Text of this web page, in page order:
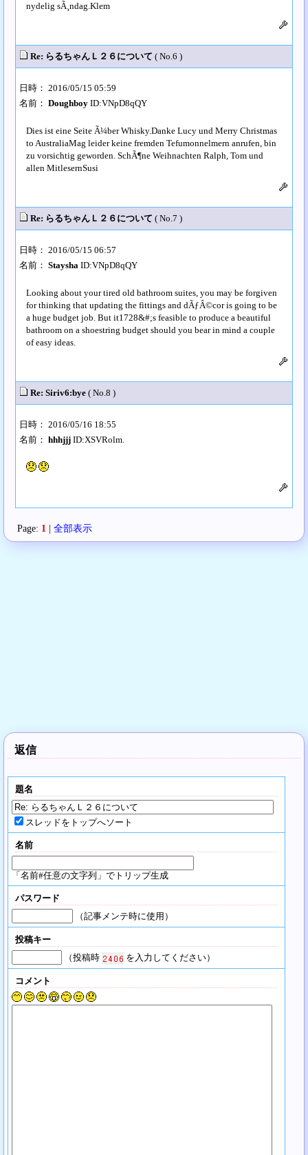
nydelig sÃ¸ndag.Klem
Re: らるちゃんＬ２６について ( No.6 )
日時： 2016/05/15 05:59
名前： Doughboy ID:VNpD8qQY
Dies ist eine Seite Ã¼ber Whisky.Danke Lucy und Merry Christmas
to AustraliaMag leider keine fremden Tefumonnelmern anrufen, bin
zu vorsichtig geworden. SchÃ¶ne Weihnachten Ralph, Tom und
allen MitlesernSusi
Re: らるちゃんＬ２６について ( No.7 )
日時： 2016/05/15 06:57
名前： Staysha ID:VNpD8qQY
Looking about your tired old bathroom suites, you may be forgiven
for thinking that updating the fittings and dÃƒÂ©cor is going to be
a huge budget job. But it1728&#;s feasible to produce a beautiful
bathroom on a shoestring budget should you bear in mind a couple
of easy ideas.
Re: Siriv6:bye ( No.8 )
日時： 2016/05/16 18:55
名前： hhhjjj ID:XSVRolm.
Page: 1 | 全部表示
返信
題名
スレッドをトップへソート
名前
「名前#任意の文字列」でトリップ生成
パスワード
（記事メンテ時に使用）
投稿キー
（投稿時
を入力してください）
コメント